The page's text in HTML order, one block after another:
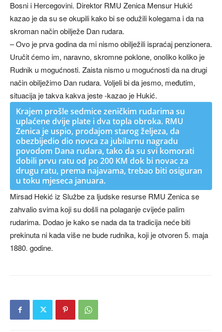
Bosni i Hercegovini. Direktor RMU Zenica Mensur Hukić
kazao je da su se okupili kako bi se odužili kolegama i da na
skroman način obilježe Dan rudara.
– Ovo je prva godina da mi nismo obilježili ispraćaj penzionera.
Uručit ćemo im, naravno, skromne poklone, onoliko koliko je
Rudnik u mogućnosti. Zaista nismo u mogućnosti da na drugi
način obilježimo Dan rudara. Voljeli bi da jesmo, međutim,
situacija je takva kakva jeste -kazao je Hukić.
Krajem prošle sedmice zeničkim rudarima su
uplaćene dvije plate i dva topla obroka. RMU
Zenica je uspio, prodajom starog željeza, da
obezbijedio dio novca za jubilarnu nagradu
povodom Dana rudara, tako da su svi komorati
dobili prvu ratu od po 200 KM dok bi novac za
drugu ratu, prema najavama, trebao biti osiguran
u toku mjeseca januara.
Mirsad Hekić iz Službe za ljudske resurse RMU Zenica se
zahvalio svima koji su došli na polaganje cvijeće palim
rudarima. Dodao je kako se nada da ta tradicija neće biti
prekinuta ni kada više ne bude rudnika, koji je otvoren 5. maja
1880. godine.